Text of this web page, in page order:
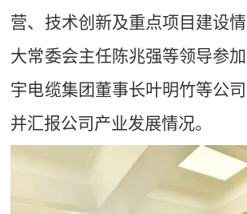
营、技术创新及重点项目建设
大常委会主任陈兆强等领导参
宇电缆集团董事长叶明竹等公
并汇报公司产业发展情况。